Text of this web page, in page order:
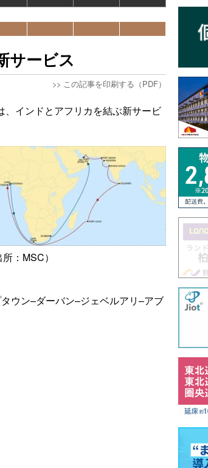
サービス
>> この記事を印刷する（PDF）
インドとアフリカを結ぶ新サービ
所：MSC）
ウン–ダーバン–ジェベルアリ–アブ